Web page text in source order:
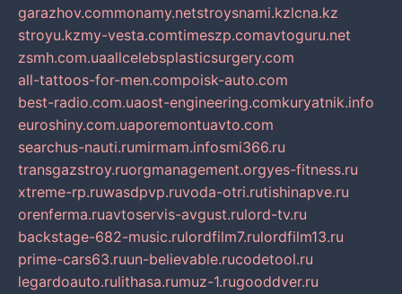
garazhov.commonamy.netstroysnami.kzlcna.kz
stroyu.kzmy-vesta.comtimeszp.comavtoguru.net
zsmh.com.uaallcelebsplasticsurgery.com
all-tattoos-for-men.compoisk-auto.com
best-radio.com.uaost-engineering.comkuryatnik.info
euroshiny.com.uaporemontuavto.com
searchus-nauti.rumirmam.infosmi366.ru
transgazstroy.ruorgmanagement.orgyes-fitness.ru
xtreme-rp.ruwasdpvp.ruvoda-otri.rutishinapve.ru
orenferma.ruavtoservis-avgust.rulord-tv.ru
backstage-682-music.rulordfilm7.rulordfilm13.ru
prime-cars63.ruun-believable.rucodetool.ru
legardoauto.rulithasa.rumuz-1.rugooddver.ru